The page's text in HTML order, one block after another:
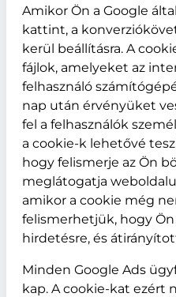
Amikor Ön a Google
kattint, a
kerül beállításra. A
fájlok, amelyeket az
felhasználó
nap után érvényüket
fel a felhasználók
a cookie-k lehetővé
hogy felismerje az Ön
meglátogatja
amikor a cookie még
felismerhetjük, hogy
hirdetésre, és
Minden Google Ads
kap. A cookie-kat ezért